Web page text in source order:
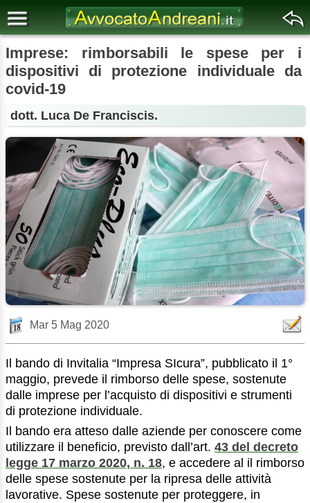
Imprese: rimborsabili le spese per i
dispositivi di protezione individuale da
covid-19
dott. Luca De Franciscis.
Mar 5 Mag 2020
Il bando di Invitalia “Impresa SIcura”, pubblicato il 1°
maggio, prevede il rimborso delle spese, sostenute
dalle imprese per l’acquisto di dispositivi e strumenti
di protezione individuale.
Il bando era atteso dalle aziende per conoscere come
utilizzare il beneficio, previsto dall’art. 43 del decreto
legge 17 marzo 2020, n. 18, e accedere al il rimborso
delle spese sostenute per la ripresa delle attività
lavorative. Spese sostenute per proteggere, in